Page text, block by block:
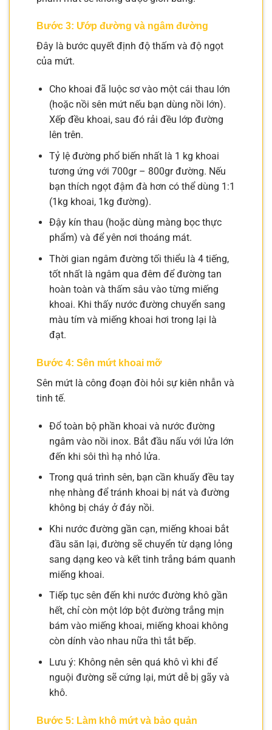
Bước 3: Ướp đường và ngâm đường
Đây là bước quyết định độ thấm và độ ngọt
của mứt.
Cho khoai đã luộc sơ vào một cái thau lớn
(hoặc nồi sên mứt nếu bạn dùng nồi lớn).
Xếp đều khoai, sau đó rải đều lớp đường
lên trên.
Tỷ lệ đường phổ biến nhất là 1 kg khoai
tương ứng với 700gr – 800gr đường. Nếu
bạn thích ngọt đậm đà hơn có thể dùng 1:1
(1kg khoai, 1kg đường).
Đậy kín thau (hoặc dùng màng bọc thực
phẩm) và để yên nơi thoáng mát.
Thời gian ngâm đường tối thiểu là 4 tiếng,
tốt nhất là ngâm qua đêm để đường tan
hoàn toàn và thấm sâu vào từng miếng
khoai. Khi thấy nước đường chuyển sang
màu tím và miếng khoai hơi trong lại là
đạt.
Bước 4: Sên mứt khoai mỡ
Sên mứt là công đoạn đòi hỏi sự kiên nhẫn và
tinh tế.
Đổ toàn bộ phần khoai và nước đường
ngâm vào nồi inox. Bắt đầu nấu với lửa lớn
đến khi sôi thì hạ nhỏ lửa.
Trong quá trình sên, bạn cần khuấy đều tay
nhẹ nhàng để tránh khoai bị nát và đường
không bị cháy ở đáy nồi.
Khi nước đường gần cạn, miếng khoai bắt
đầu săn lại, đường sẽ chuyển từ dạng lỏng
sang dạng keo và kết tinh trắng bám quanh
miếng khoai.
Tiếp tục sên đến khi nước đường khô gần
hết, chỉ còn một lớp bột đường trắng mịn
bám vào miếng khoai, miếng khoai không
còn dính vào nhau nữa thì tắt bếp.
Lưu ý: Không nên sên quá khô vì khi để
nguội đường sẽ cứng lại, mứt dễ bị gãy và
khô.
Bước 5: Làm khô mứt và bảo quản